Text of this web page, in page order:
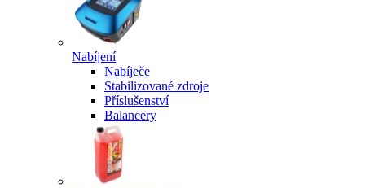
Nabíjení
Nabíječe
Stabilizované zdroje
Příslušenství
Balancery